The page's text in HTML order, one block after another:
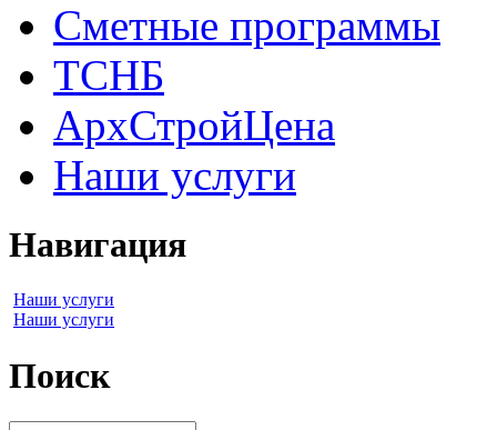
Сметные программы
ТСНБ
АрхСтройЦена
Наши услуги
Навигация
Наши услуги
Наши услуги
Поиск